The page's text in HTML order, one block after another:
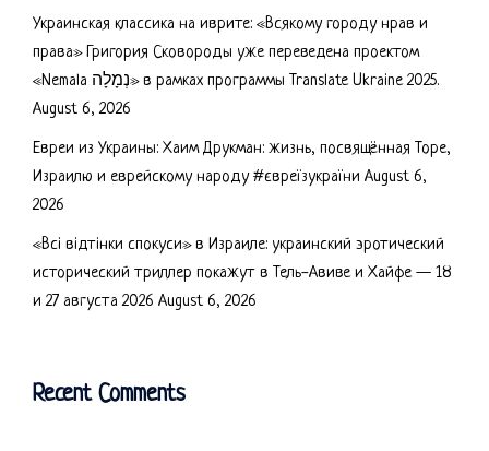
Украинская классика на иврите: «Всякому городу нрав и
права» Григория Сковороды уже переведена проектом
«Nemala נְמָלָה» в рамках программы Translate Ukraine 2025.
August 6, 2026
Евреи из Украины: Хаим Друкман: жизнь, посвящённая Торе,
Израилю и еврейскому народу #євреїзукраїни August 6,
2026
«Всі відтінки спокуси» в Израиле: украинский эротический
исторический триллер покажут в Тель-Авиве и Хайфе — 18
и 27 августа 2026 August 6, 2026
Recent Comments